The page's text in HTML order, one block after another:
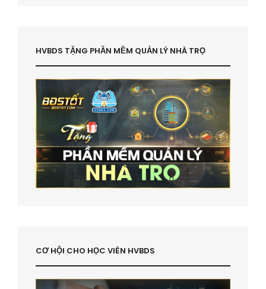
HVBDS TẶNG PHẦN MỀM QUẢN LÝ NHÀ TRỌ
CƠ HỘI CHO HỌC VIÊN HVBDS